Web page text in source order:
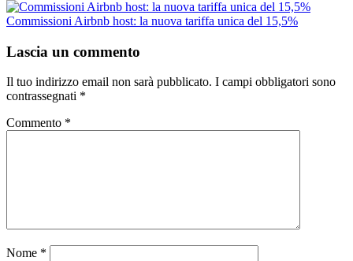
Commissioni Airbnb host: la nuova tariffa unica del 15,5%
Lascia un commento
Il tuo indirizzo email non sarà pubblicato. I campi obbligatori sono
contrassegnati *
Commento *
Nome *